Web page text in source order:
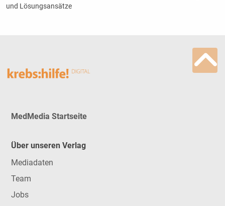
und Lösungsansätze
MedMedia Startseite
Über unseren Verlag
Mediadaten
Team
Jobs